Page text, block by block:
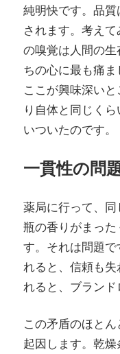
純明快です。品
されます。考え
の嗅覚は人間の
ちの心に最も痛ま
ここが興味深い
り自体と同じく
いついたのです。
一貫性の問
薬局に行って、
瓶の香りがまっ
す。それは問題
れると、信頼も
れると、ブランド
この矛盾のほと
起因します。乾